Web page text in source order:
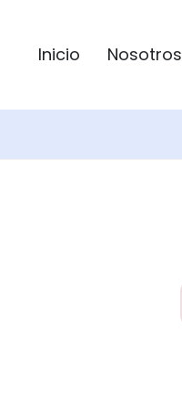
Inicio Nosotros